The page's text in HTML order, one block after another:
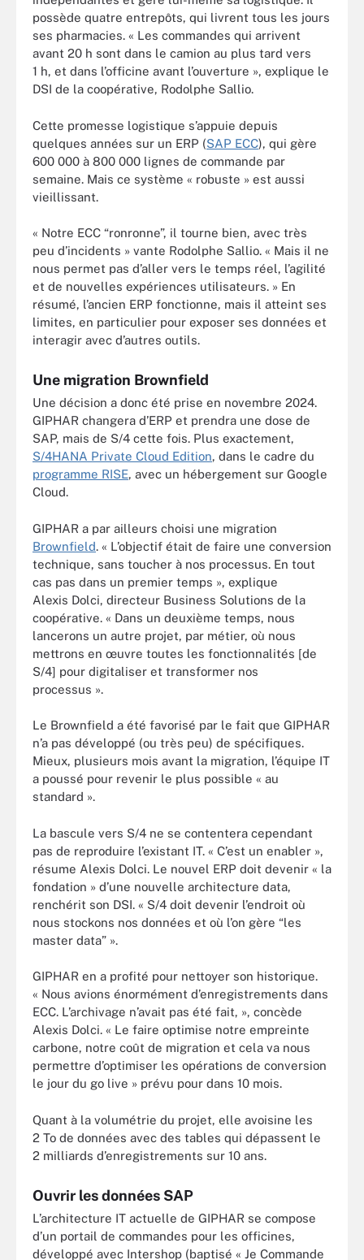
possède quatre entrepôts, qui livrent tous les jours
ses pharmacies. « Les commandes qui arrivent
avant 20 h sont dans le camion au plus tard vers
1 h, et dans l’officine avant l’ouverture », explique le
DSI de la coopérative, Rodolphe Sallio.
Cette promesse logistique s’appuie depuis
quelques années sur un ERP (SAP ECC), qui gère
600 000 à 800 000 lignes de commande par
semaine. Mais ce système « robuste » est aussi
vieillissant.
« Notre ECC “ronronne”, il tourne bien, avec très
peu d’incidents » vante Rodolphe Sallio. « Mais il ne
nous permet pas d’aller vers le temps réel, l’agilité
et de nouvelles expériences utilisateurs. » En
résumé, l’ancien ERP fonctionne, mais il atteint ses
limites, en particulier pour exposer ses données et
interagir avec d’autres outils.
Une migration Brownfield
Une décision a donc été prise en novembre 2024.
GIPHAR changera d’ERP et prendra une dose de
SAP, mais de S/4 cette fois. Plus exactement,
S/4HANA Private Cloud Edition, dans le cadre du
programme RISE, avec un hébergement sur Google
Cloud.
GIPHAR a par ailleurs choisi une migration
Brownfield. « L’objectif était de faire une conversion
technique, sans toucher à nos processus. En tout
cas pas dans un premier temps », explique
Alexis Dolci, directeur Business Solutions de la
coopérative. « Dans un deuxième temps, nous
lancerons un autre projet, par métier, où nous
mettrons en œuvre toutes les fonctionnalités [de
S/4] pour digitaliser et transformer nos
processus ».
Le Brownfield a été favorisé par le fait que GIPHAR
n’a pas développé (ou très peu) de spécifiques.
Mieux, plusieurs mois avant la migration, l’équipe IT
a poussé pour revenir le plus possible « au
standard ».
La bascule vers S/4 ne se contentera cependant
pas de reproduire l’existant IT. « C’est un enabler »,
résume Alexis Dolci. Le nouvel ERP doit devenir « la
fondation » d’une nouvelle architecture data,
renchérit son DSI. « S/4 doit devenir l’endroit où
nous stockons nos données et où l’on gère “les
master data” ».
GIPHAR en a profité pour nettoyer son historique.
« Nous avions énormément d’enregistrements dans
ECC. L’archivage n’avait pas été fait, », concède
Alexis Dolci. « Le faire optimise notre empreinte
carbone, notre coût de migration et cela va nous
permettre d’optimiser les opérations de conversion
le jour du go live » prévu pour dans 10 mois.
Quant à la volumétrie du projet, elle avoisine les
2 To de données avec des tables qui dépassent le
2 milliards d’enregistrements sur 10 ans.
Ouvrir les données SAP
L’architecture IT actuelle de GIPHAR se compose
d’un portail de commandes pour les officines,
développé avec Intershop (baptisé « Je Commande